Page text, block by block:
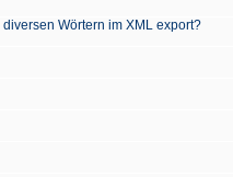
Wörtern im XML export?